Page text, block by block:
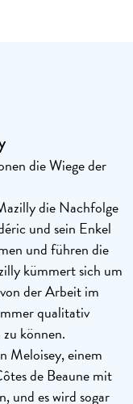
die Wiege der
die Nachfolge
und sein Enkel
und führen die
kümmert sich um
der Arbeit im
qualitativ
können.
Meloisey, einem
de Beaune mit
und es wird sogar